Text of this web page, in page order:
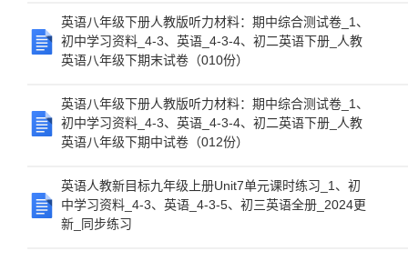
英语八年级下册人教版听力材料：期中综合测试卷_1、
初中学习资料_4-3、英语_4-3-4、初二英语下册_人教
英语八年级下期末试卷（010份）
英语八年级下册人教版听力材料：期中综合测试卷_1、
初中学习资料_4-3、英语_4-3-4、初二英语下册_人教
英语八年级下期中试卷（012份）
英语人教新目标九年级上册Unit7单元课时练习_1、初
中学习资料_4-3、英语_4-3-5、初三英语全册_2024更
新_同步练习